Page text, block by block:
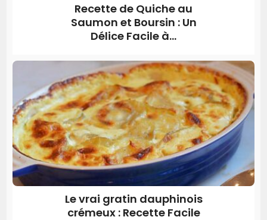
Recette de Quiche au
Saumon et Boursin : Un
Délice Facile à...
Le vrai gratin dauphinois
crémeux : Recette Facile